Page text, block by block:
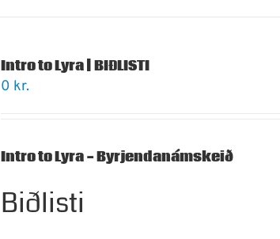
Intro to Lyra | BIÐLISTI
0 kr.
Intro to Lyra - Byrjendanámskeið
Biðlisti